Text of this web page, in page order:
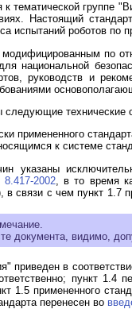
к тематической группе
Настоящий
испытаний роботов по
модифицированным по
национальной
руководств и
следующие
примененного
к системе
указаны
2002, в то время
связи с чем пункт 1.7
документа, видимо,
приведен в
пункт 1.4
1.5 примененного
перенесен во